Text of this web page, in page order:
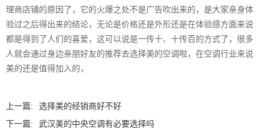
理商店铺的原因了，它的火爆之处不是广告吹出来的，是大家亲身体
验过之后得出来的结论，无论是价格还是外形还是在体验感方面来说
都是得到了人们的喜爱，这可以说是一传十、十传百的方式了，很多
人就会通过身边亲朋好友的推荐去选择美的空调啦，在空调行业来说
美的还是值得加入的，
上一篇:
选择美的经销商好不好
下一篇:
武汉美的中央空调有必要选择吗